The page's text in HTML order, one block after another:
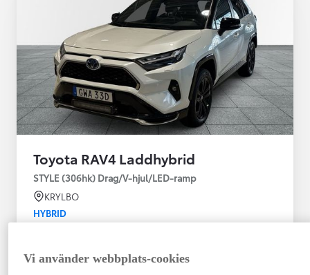
Toyota RAV4 Laddhybrid
STYLE (306hk) Drag/V-hjul/LED-ramp
KRYLBO
HYBRID
09-2023
Vi använder webbplats-cookies